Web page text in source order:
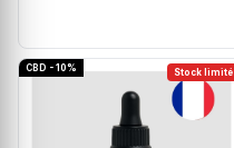
Stock limité
CBD - 10%